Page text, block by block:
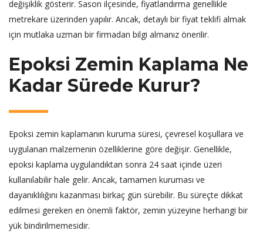
değişiklik gösterir. Sason ilçesinde, fiyatlandırma genellikle
metrekare üzerinden yapılır. Ancak, detaylı bir fiyat teklifi almak
için mutlaka uzman bir firmadan bilgi almanız önerilir.
Epoksi Zemin Kaplama Ne
Kadar Sürede Kurur?
Epoksi zemin kaplamanın kuruma süresi, çevresel koşullara ve
uygulanan malzemenin özelliklerine göre değişir. Genellikle,
epoksi kaplama uygulandıktan sonra 24 saat içinde üzeri
kullanılabilir hale gelir. Ancak, tamamen kuruması ve
dayanıklılığını kazanması birkaç gün sürebilir. Bu süreçte dikkat
edilmesi gereken en önemli faktör, zemin yüzeyine herhangi bir
yük bindirilmemesidir.